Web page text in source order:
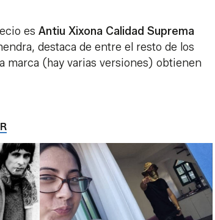
es Antiu Xixona Calidad Suprema
destaca de entre el resto de los
marca (hay varias versiones) obtienen